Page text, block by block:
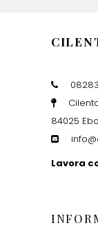
84025
Lavora